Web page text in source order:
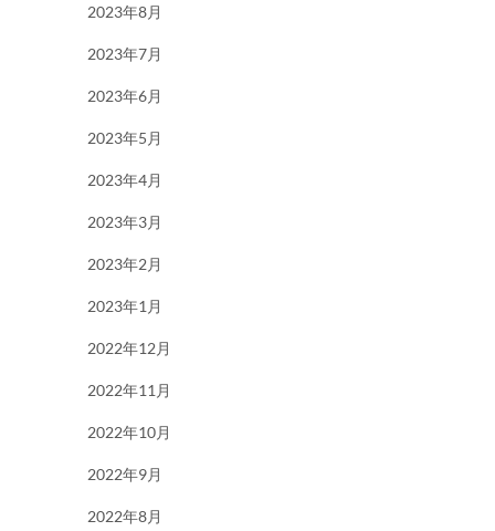
2023年8月
2023年7月
2023年6月
2023年5月
2023年4月
2023年3月
2023年2月
2023年1月
2022年12月
2022年11月
2022年10月
2022年9月
2022年8月